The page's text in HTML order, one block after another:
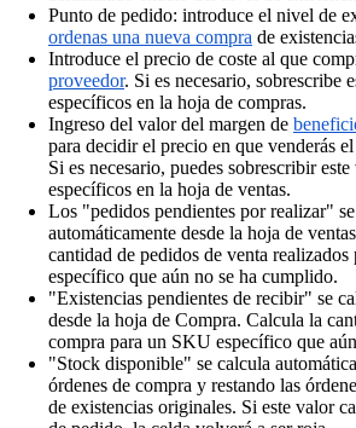
Punto de pedido: introduce el nivel de
ordenas una nueva compra de
Introduce el precio de coste al que
proveedor. Si es necesario, sobrescribe
específicos en la hoja de compras.
Ingreso del valor del margen de
para decidir el precio en que venderás
Si es necesario, puedes sobrescribir
específicos en la hoja de ventas.
Los "pedidos pendientes por realizar"
automáticamente desde la hoja de
cantidad de pedidos de venta realizados
específico que aún no se ha cumplido.
"Existencias pendientes de recibir" se
desde la hoja de Compra. Calcula la
compra para un SKU específico que
"Stock disponible" se calcula
órdenes de compra y restando las
de existencias originales. Si este valor